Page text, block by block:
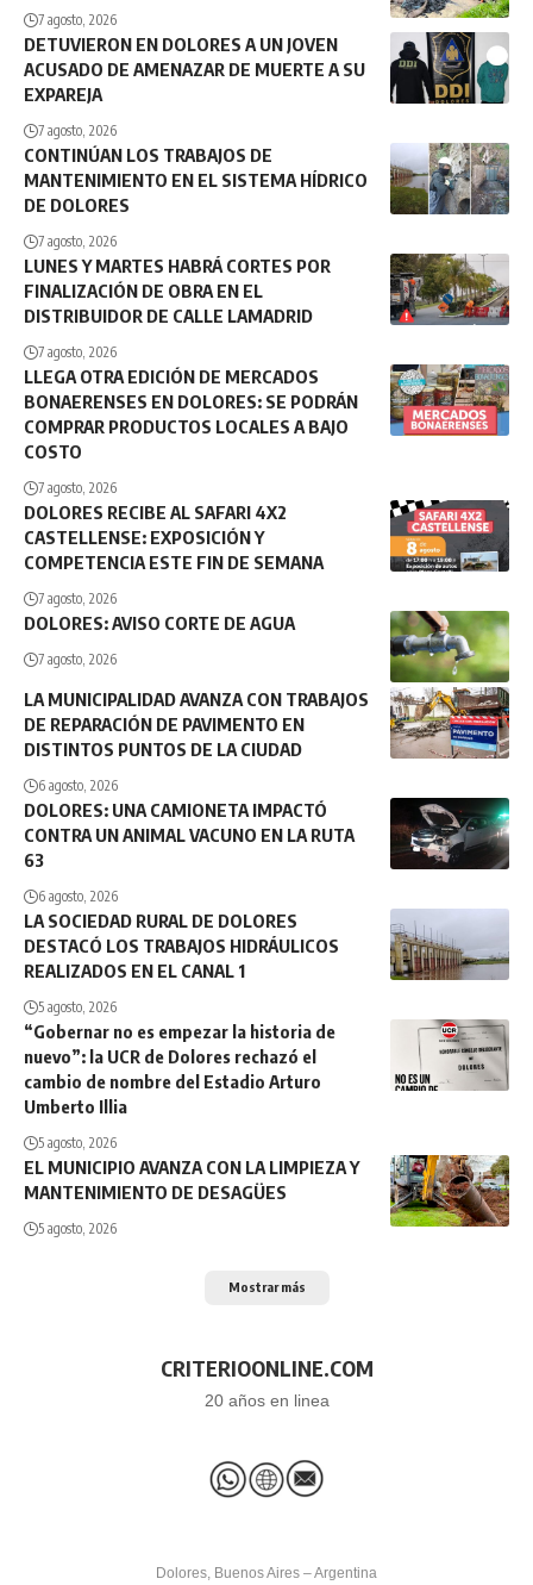
7 agosto, 2026
DETUVIERON EN DOLORES A UN JOVEN
ACUSADO DE AMENAZAR DE MUERTE A SU
EXPAREJA
7 agosto, 2026
CONTINÚAN LOS TRABAJOS DE
MANTENIMIENTO EN EL SISTEMA HÍDRICO
DE DOLORES
7 agosto, 2026
LUNES Y MARTES HABRÁ CORTES POR
FINALIZACIÓN DE OBRA EN EL
DISTRIBUIDOR DE CALLE LAMADRID
7 agosto, 2026
LLEGA OTRA EDICIÓN DE MERCADOS
BONAERENSES EN DOLORES: SE PODRÁN
COMPRAR PRODUCTOS LOCALES A BAJO
COSTO
7 agosto, 2026
DOLORES RECIBE AL SAFARI 4X2
CASTELLENSE: EXPOSICIÓN Y
COMPETENCIA ESTE FIN DE SEMANA
7 agosto, 2026
DOLORES: AVISO CORTE DE AGUA
7 agosto, 2026
LA MUNICIPALIDAD AVANZA CON TRABAJOS
DE REPARACIÓN DE PAVIMENTO EN
DISTINTOS PUNTOS DE LA CIUDAD
6 agosto, 2026
DOLORES: UNA CAMIONETA IMPACTÓ
CONTRA UN ANIMAL VACUNO EN LA RUTA
63
6 agosto, 2026
LA SOCIEDAD RURAL DE DOLORES
DESTACÓ LOS TRABAJOS HIDRÁULICOS
REALIZADOS EN EL CANAL 1
5 agosto, 2026
“Gobernar no es empezar la historia de
nuevo”: la UCR de Dolores rechazó el
cambio de nombre del Estadio Arturo
Umberto Illia
5 agosto, 2026
EL MUNICIPIO AVANZA CON LA LIMPIEZA Y
MANTENIMIENTO DE DESAGÜES
5 agosto, 2026
Mostrar más
CRITERIOONLINE.COM
20 años en linea
Dolores, Buenos Aires – Argentina